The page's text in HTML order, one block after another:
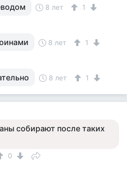
8 лет 1
8 лет 1
8 лет 1
собирают после таких
0